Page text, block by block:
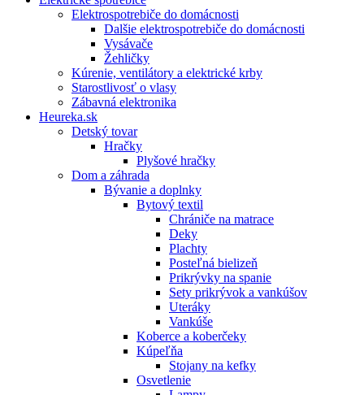
Elektrospotrebiče do domácnosti
Dalšie elektrospotrebiče do domácnosti
Vysávače
Žehličky
Kúrenie, ventilátory a elektrické krby
Starostlivosť o vlasy
Zábavná elektronika
Heureka.sk
Detský tovar
Hračky
Plyšové hračky
Dom a záhrada
Bývanie a doplnky
Bytový textil
Chrániče na matrace
Deky
Plachty
Posteľná bielizeň
Prikrývky na spanie
Sety prikrývok a vankúšov
Uteráky
Vankúše
Koberce a koberčeky
Kúpeľňa
Stojany na kefky
Osvetlenie